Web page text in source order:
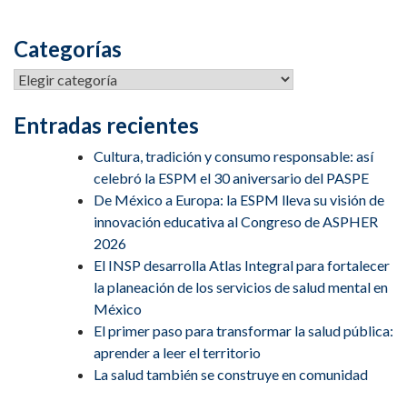
Categorías
Entradas recientes
Cultura, tradición y consumo responsable: así
celebró la ESPM el 30 aniversario del PASPE
De México a Europa: la ESPM lleva su visión de
innovación educativa al Congreso de ASPHER
2026
El INSP desarrolla Atlas Integral para fortalecer
la planeación de los servicios de salud mental en
México
El primer paso para transformar la salud pública:
aprender a leer el territorio
La salud también se construye en comunidad